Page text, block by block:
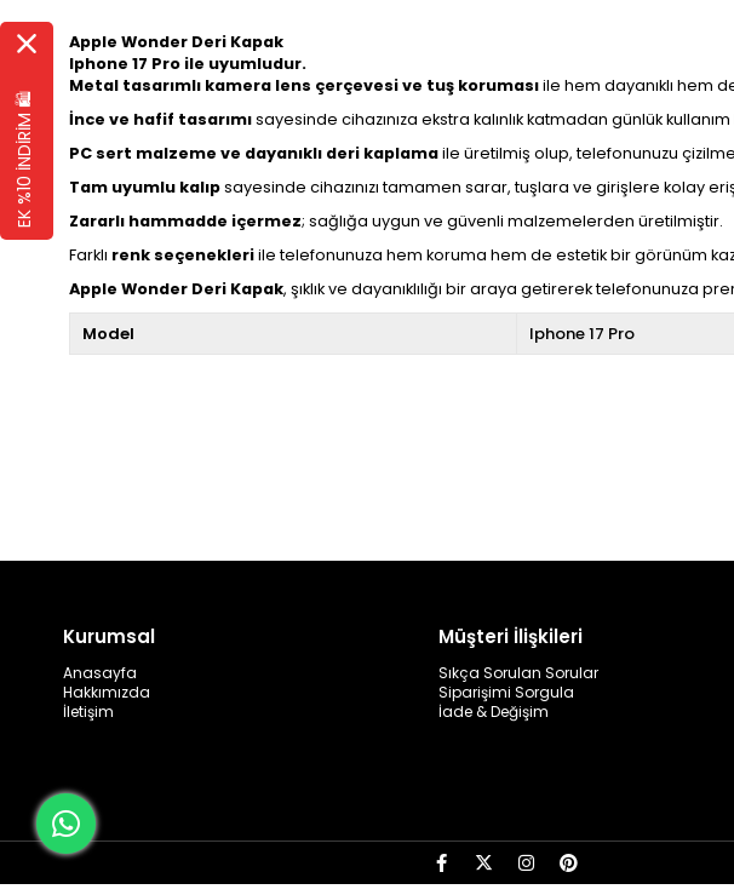
Apple Wonder Deri Kapak
Iphone 17 Pro ile uyumludur.
Metal tasarımlı kamera lens çerçevesi ve tuş korumasıile hem dayanıklı hem
İnce ve hafif tasarımısayesinde cihazınıza ekstra kalınlık katmadan günlük
PC sert malzeme ve dayanıklı deri kaplamaile üretilmiş olup, telefonunuzu
Tam uyumlu kalıpsayesinde cihazınızı tamamen sarar, tuşlara ve girişlere kolay
Zararlı hammadde içermez; sağlığa uygun ve güvenli malzemelerden üretilmiştir.
Farklı renk seçenekleriile telefonunuza hem koruma hem de estetik bir görünüm
Apple Wonder Deri Kapak, şıklık ve dayanıklılığı bir araya getirerek telefonunuza
Model Iphone 17 Pro
Kurumsal
Anasayfa
Hakkımızda
İletişim
Müşteri İlişkileri
Sıkça Sorulan Sorular
Siparişimi Sorgula
İade & Değişim
EK %10 İNDİRİM 🛍️